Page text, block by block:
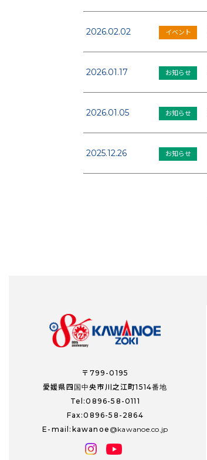
2026.02.02 イベント
2026.01.17 お知らせ
2026.01.05 お知らせ
2025.12.26 お知らせ
〒799-0195
愛媛県四国中央市川之江町1514番地
Tel:0896-58-0111
Fax:0896-58-2864
E-mail:kawanoe
kawanoe.co.jp